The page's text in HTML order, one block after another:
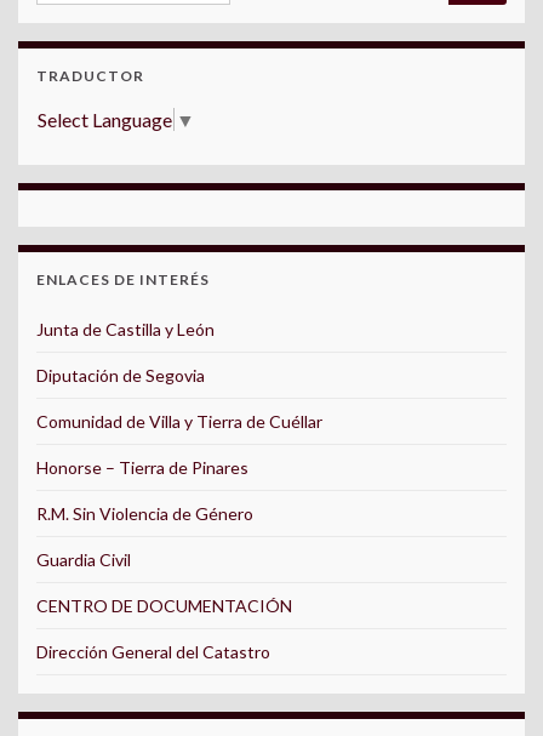
TRADUCTOR
Select Language ▼
ENLACES DE INTERÉS
Junta de Castilla y León
Diputación de Segovia
Comunidad de Villa y Tierra de Cuéllar
Honorse – Tierra de Pinares
R.M. Sin Violencia de Género
Guardia Civil
CENTRO DE DOCUMENTACIÓN
Dirección General del Catastro